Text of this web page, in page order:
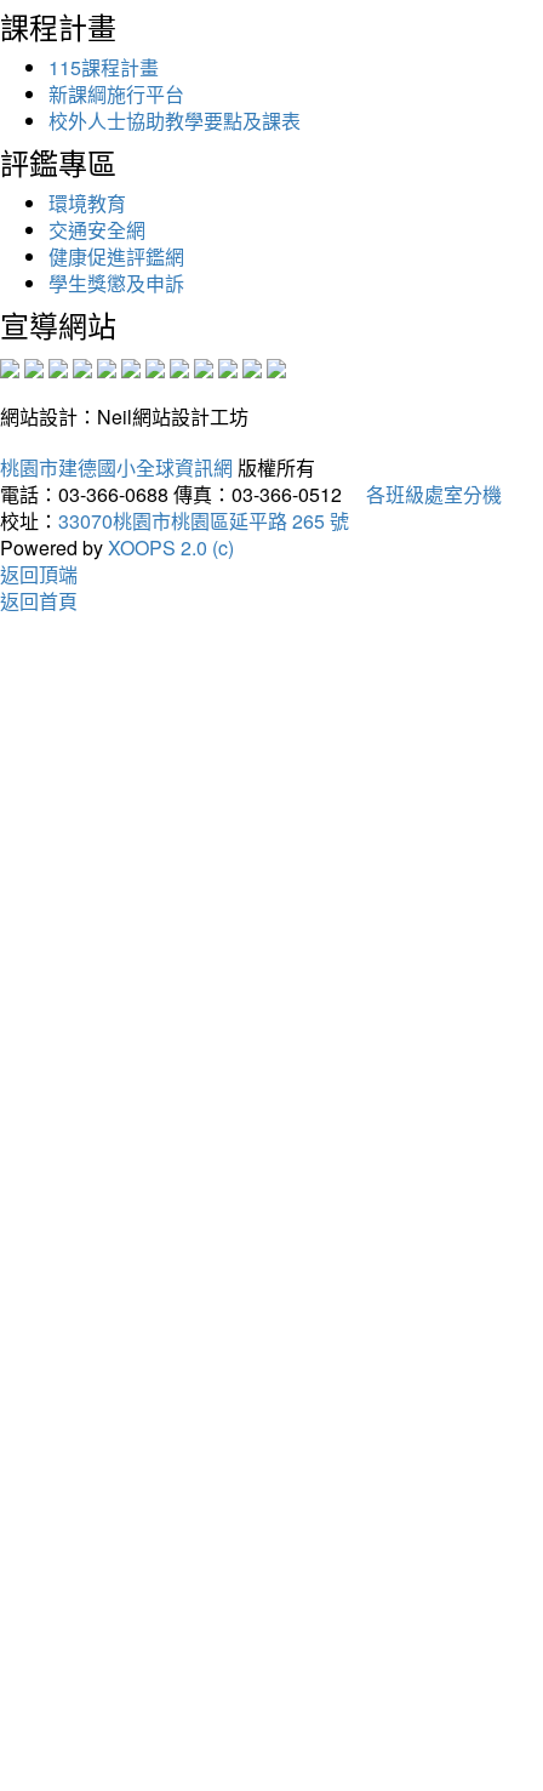
課程計畫
115課程計畫
新課綱施行平台
校外人士協助教學要點及課表
評鑑專區
環境教育
交通安全網
健康促進評鑑網
學生獎懲及申訴
宣導網站
網站設計：Neil網站設計工坊
桃園市建德國小全球資訊網 版權所有
電話：03-366-0688 傳真：03-366-0512
各班級處室分機
校址： 33070桃園市桃園區延平路 265 號
Powered byXOOPS 2.0 (c)
返回頂端
返回首頁